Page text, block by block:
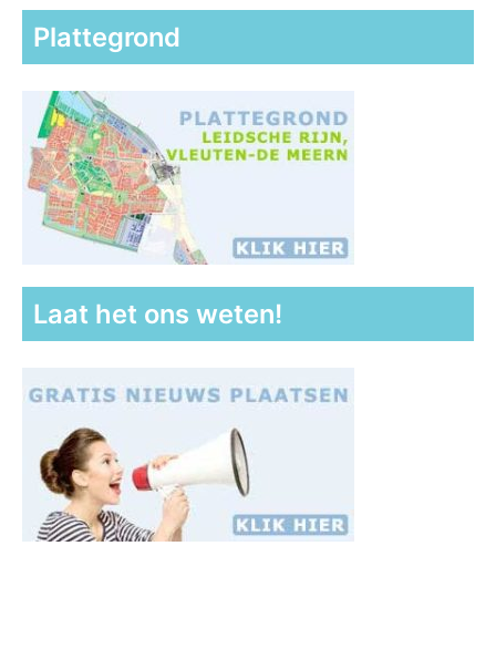
Plattegrond
Laat het ons weten!